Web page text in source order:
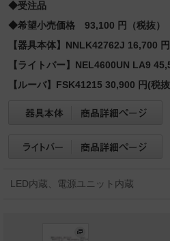
◆受注品
◆希望小売価格 93,100 円（税抜）
【器具本体】NNLK42762J 16,700
【ライトバー】NEL4600UN LA9
【ルーバ】FSK41215 30,900 円(税
LED内蔵、電源ユニット内蔵